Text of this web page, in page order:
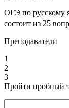
ОГЭ по русскому
состоит из 25
Преподаватели
1
2
3
Пройти пробный